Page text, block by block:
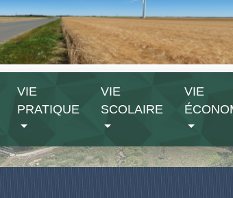
VIE
PRATIQUE
VIE
SCOLAIRE
VIE